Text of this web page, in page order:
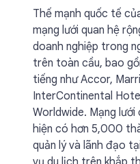
Thế mạnh quốc tế
mạng lưới quan hệ
doanh nghiệp trong
trên toàn cầu, bao
tiếng như Accor,
InterContinental
Worldwide. Mạng
hiện có hơn 5,000
quản lý và lãnh đạo